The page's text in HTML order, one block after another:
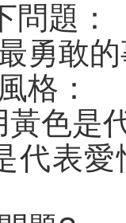
問題：
勇敢
格：
色是
代表